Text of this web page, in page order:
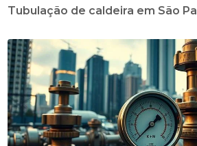
Tubulação de caldeira em São